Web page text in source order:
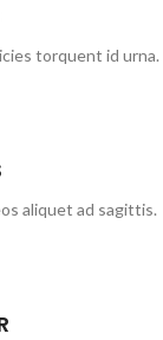
torquent id urna.
aliquet ad sagittis.